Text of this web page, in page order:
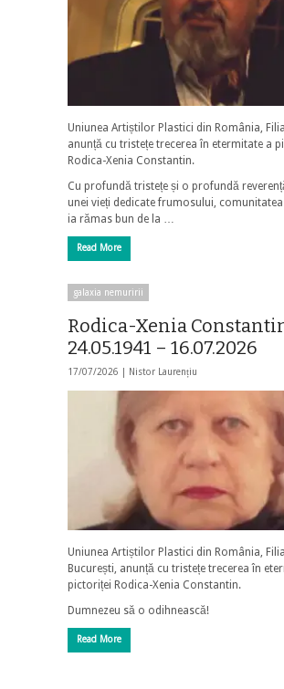
Uniunea Artiștilor Plastici din România,
anunță cu tristețe trecerea în etermitate a
Rodica-Xenia Constantin.
Cu profundă tristețe și o profundă
unei vieți dedicate frumosului,
ia rămas bun de la …
Read More
galaxia nemuririi
Rodica-Xenia
24.05.1941 – 16.07.2026
17/07/2026 | Nistor Laurențiu
Uniunea Artiștilor Plastici din România,
București, anunță cu tristețe trecerea în
pictoriței Rodica-Xenia Constantin.
Dumnezeu să o odihnească!
Read More